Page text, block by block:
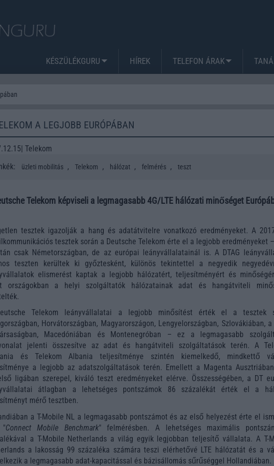
KÉSZÜLÉKGURU HÍREK TELEFON ÁRAK
A LEGJOBB EURÓPÁBAN
Telekom
üzleti mobilitás , Telekom , hálózat , felmérés , teszt
Telekom képviseli a legmagasabb 4G/LTE hálózati minőséget
tesztek igazolják a hang és adatátvitelre vonatkozó eredményeket. A
tesztek során a Deutsche Telekom érte el a legjobb eredményeket
csak Németországban, de az európai leányvállalatainál is. A DTAG
teszten kerültek ki győztesként, különös tekintettel a negyedik
elismerést kaptak a legjobb hálózatért, teljesítményért és
országokban a helyi szolgáltatók hálózatainak adat és hangátviteli
Telekom leányvállalatai a legjobb minősítést érték el a tesztek
Horvátországban, Magyarországon, Lengyelországban, Szlovákiában, a
Macedóniában és Montenegróban – ez a legmagasabb
jelenti összesítve az adat és hangátviteli szolgáltatások terén. A
és Telekom Albania teljesítménye szintén kiemelkedő, mindkettő
a legjobb az adatszolgáltatások terén. Emellett a Magenta
ligában szerepel, kiváló teszt eredményeket elérve. Összességében, a DT
átlagban a lehetséges pontszámok 86 százalékát érték el a
mérő tesztben.
a T-Mobile NL a legmagasabb pontszámot és az első helyezést érte el
"Connect Mobile Benchmark" felmérésben. A lehetséges maximális
a T-Mobile Netherlands a világ egyik legjobban teljesítő vállalata. A T-
a lakosság 99 százaléka számára teszi elérhetővé LTE hálózatát és a
a legmagasabb adat-kapacitással és bázisállomás sűrűséggel Hollandiában.